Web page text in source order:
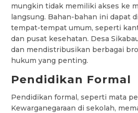
mungkin tidak memiliki akses ke
langsung. Bahan-bahan ini dapat
tempat-tempat umum, seperti
dan pusat kesehatan. Desa
dan mendistribusikan berbagai
hukum yang penting.
Pendidikan Formal
Pendidikan formal, seperti mata
Kewarganegaraan di sekolah,